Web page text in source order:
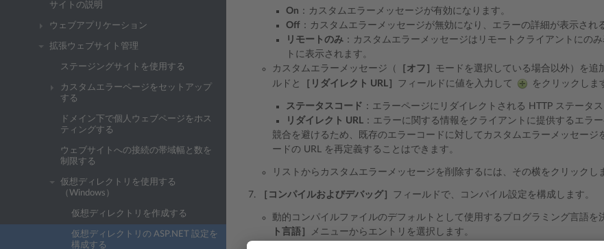
サイトの説明
ウェブアプリケーション
拡張ウェブサイト管理
ステージングサイトを使用する
カスタムエラーページをセットアップ
する
ドメイン下で個人ウェブページをホス
ティングする
ウェブサイトへの接続の帯域幅と数を
制限する
仮想ディレクトリを使用する
（Windows）
仮想ディレクトリを作成する
仮想ディレクトリの ASP.NET 設定を
構成する
On ：カスタムエラーメッセージが有効になります。
Off ：カスタムエラーメッセージが無効になり、エラーの詳細が表示され
リモートのみ ：カスタムエラーメッセージはリモートクライアントにの
トに表示されます。
カスタムエラーメッセージ（
［オフ］ モードを選択している場合以外）を追
ルドと
［リダイレクト URL］ フィールドに値を入力して をクリックしま
ステータスコード ：エラーページにリダイレクトされる HTTP ステータ
リダイレクト URL ：エラーに関する情報をクライアントに提供するエラ
競合を避けるため、既存のエラーコードに対してカスタムエラーメッセージ
ードの URL を再定義することはできます。
リストからカスタムエラーメッセージを削除するには、その横をクリックし
［コンパイルおよびデバッグ］ フィールドで、コンパイル設定を構成します。
動的コンパイルファイルのデフォルトとして使用するプログラミング言語を
ト言語］
メニューからエントリを選択します。